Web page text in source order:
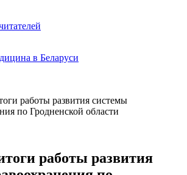
в Беларуси
работы развития системы
по Гродненской области
работы развития